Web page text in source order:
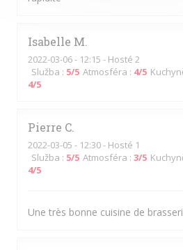
Isabelle M
2022-03-06- 12:15 - Hosté 2
Služba : 5/5 Atmosféra : 4/5
4/5
Pierre C
2022-03-05 - 12:30 - Hosté 1
Služba : 5/5 Atmosféra : 3/5
4/5
Une très bonne cuisine de